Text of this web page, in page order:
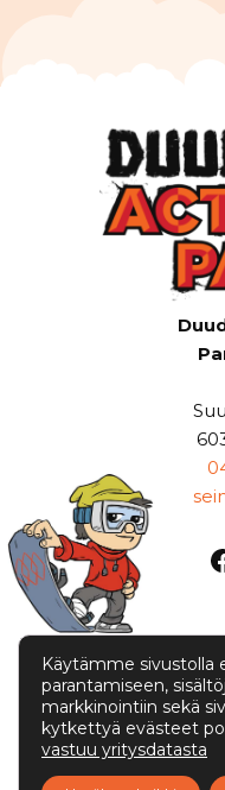
Käytämme sivustolla
parantamiseen,
markkinointiin sekä
kytkettyä evästeet
vastuu yritysdatasta